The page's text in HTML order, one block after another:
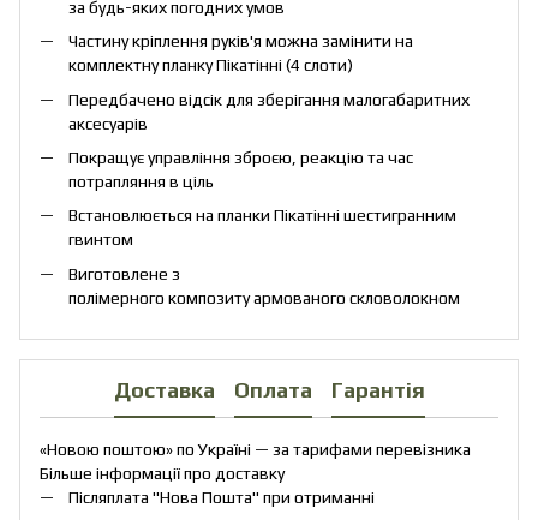
за будь-яких погодних умов
Частину кріплення руків'я можна замінити на
комплектну планку Пікатінні (4 слоти)
Передбачено відсік для зберігання малогабаритних
аксесуарів
Покращує управління зброєю, реакцію та час
потрапляння в ціль
Встановлюється на планки Пікатінні шестигранним
гвинтом
Виготовлене з
полімерного композиту армованого скловолокном
Доставка Оплата Гарантія
«Новою поштою» по Україні — за тарифами перевізника
Більше інформації про доставку
Післяплата "Нова Пошта" при отриманні